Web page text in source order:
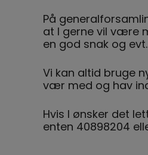
På
at I gerne vil være
en god snak og
Vi kan altid bruge
vær med og hav
Hvis I ønsker det
enten 40898204